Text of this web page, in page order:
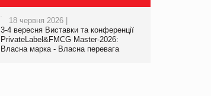
18 червня 2026 |
3-4 вересня Виставки та конференції
PrivateLabel&FMCG Master-2026:
Власна марка - Власна перевага